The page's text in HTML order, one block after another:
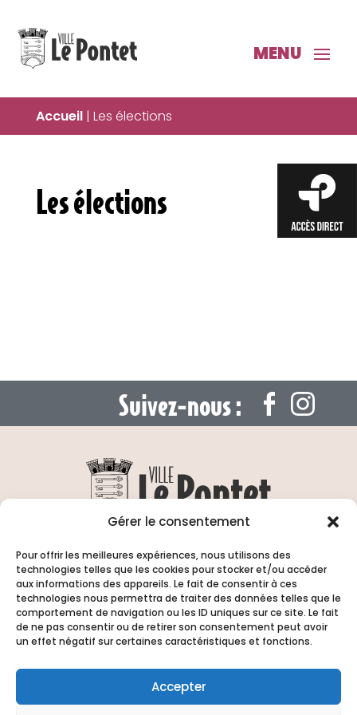
Gérer le consentement
Pour offrir les meilleures expériences, nous utilisons des
technologies telles que les cookies pour stocker et/ou accéder
aux informations des appareils. Le fait de consentir à ces
technologies nous permettra de traiter des données telles que le
comportement de navigation ou les ID uniques sur ce site. Le fait
de ne pas consentir ou de retirer son consentement peut avoir
un effet négatif sur certaines caractéristiques et fonctions.
Accepter
Accueil| Les élections
Les élections
Suivez-nous :
13 Rue de l’Hôtel de ville 84130 Le Pontet
| Tél. :04 90 31 66 00
Horaires d’ouverture : Du lundi au vendredi
de8h15 à 12het de13h15 à 17h00| Fermé
samedi et dimanche